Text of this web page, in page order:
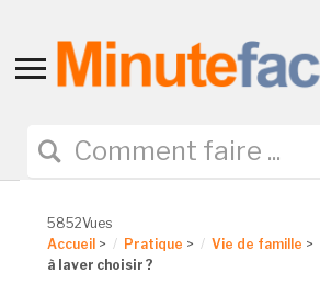
Toggle
navigation
5852Vues
Accueil > Pratique > Vie de famille >
à laver choisir ?